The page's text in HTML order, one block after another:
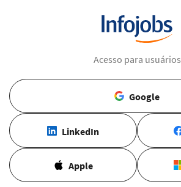
Acesso para usuários
Google
LinkedIn
Apple